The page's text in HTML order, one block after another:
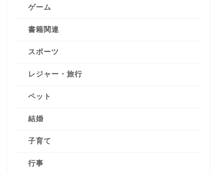
ゲーム
書籍関連
スポーツ
レジャー・旅行
ペット
結婚
子育て
行事